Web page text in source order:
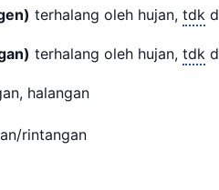
terhalang oleh hujan, tdk
terhalang oleh hujan, tdk
halangan
rintangan